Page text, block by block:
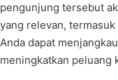
pengunjung tersebut
yang relevan,
Anda dapat
meningkatkan peluang